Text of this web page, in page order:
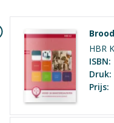
Opleiding /
Examen /
K-code
0000
Geen
HBR
ISBN:
Druk:
Prijs: